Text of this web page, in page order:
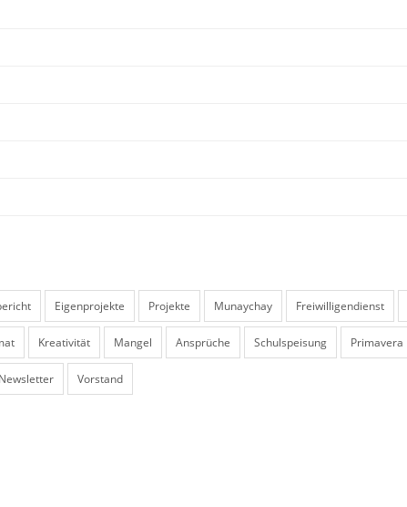
Eigenprojekte Projekte Munaychay Freiwilligendienst
Kreativität Mangel Ansprüche Schulspeisung Primavera
Newsletter Vorstand